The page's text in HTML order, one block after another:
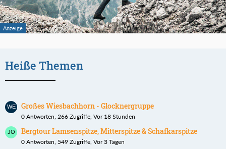
Heiße Themen
Großes Wiesbachhorn - Glocknergruppe
0 Antworten, 266 Zugriffe, Vor 18 Stunden
Bergtour Lamsenspitze, Mitterspitze & Schafkarspitze
0 Antworten, 549 Zugriffe, Vor 3 Tagen